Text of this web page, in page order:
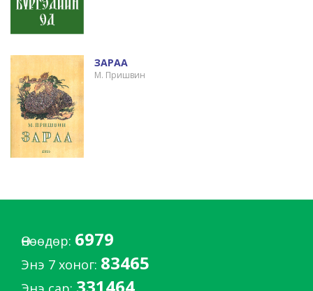
ЗАРАА
М. Пришвин
Өнөөдөр: 6979
Энэ 7 хоног: 83465